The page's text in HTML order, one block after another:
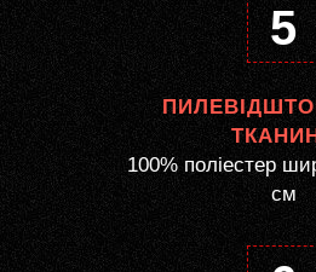
5
100% поліестер
см